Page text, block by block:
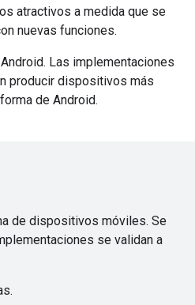
atractivos a medida que se
nuevas funciones.
Las implementaciones
producir dispositivos más
de Android.
de dispositivos móviles. Se
se validan a